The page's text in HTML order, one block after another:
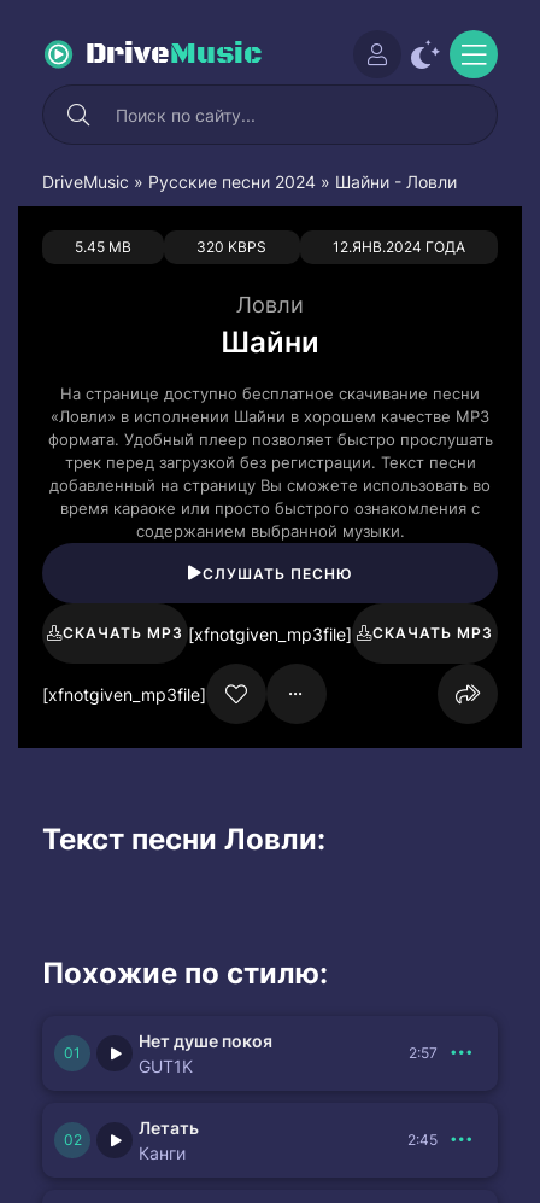
DriveMusic
DriveMusic » Русские песни 2024 » Шайни - Ловли
5.45 MB 320 KBPS 12.ЯНВ.2024 ГОДА
0 0
Ловли
Шайни
На странице доступно бесплатное скачивание песни
«Ловли» в исполнении Шайни в хорошем качестве MP3
формата. Удобный плеер позволяет быстро прослушать
трек перед загрузкой без регистрации. Текст песни
добавленный на страницу Вы сможете использовать во
время караоке или просто быстрого ознакомления с
содержанием выбранной музыки.
СЛУШАТЬ ПЕСНЮ
СКАЧАТЬ MP3 [xfnotgiven_mp3file] СКАЧАТЬ MP3
[xfnotgiven_mp3file]
Текст песни Ловли:
Похожие по стилю:
Нет душе покоя
GUT1K
2:57
Летать
Канги
2:45